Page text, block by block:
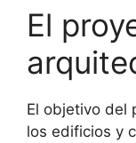
El
El objetivo del
los edificios y